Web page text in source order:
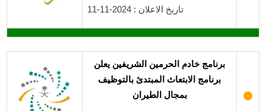
تاريخ الاعلان : 2024-11-11
●
برنامج خادم الحرمين الشريفين يعلن
برنامج الابتعاث المبتدئ بالتوظيف
بمجال الطيران